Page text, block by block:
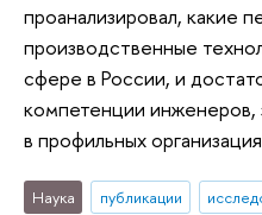
проанализировал, какие
производственные
сфере в России, и
компетенции инженеров,
в профильных
Наука публикации